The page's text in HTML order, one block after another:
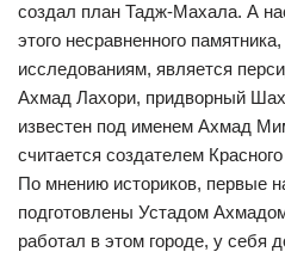
создал план Тадж-Махала. А
этого несравненного
исследованиям, является
Ахмад Лахори, придворный
известен под именем Ахмад
считается создателем
По мнению историков, первые
подготовлены Устадом
работал в этом городе, у себя